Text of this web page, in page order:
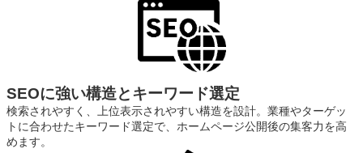
SEOに強い構造とキーワード選定
検索されやすく、上位表示されやすい構造を設計。業種やターゲッ
トに合わせたキーワード選定で、ホームページ公開後の集客力を高
めます。